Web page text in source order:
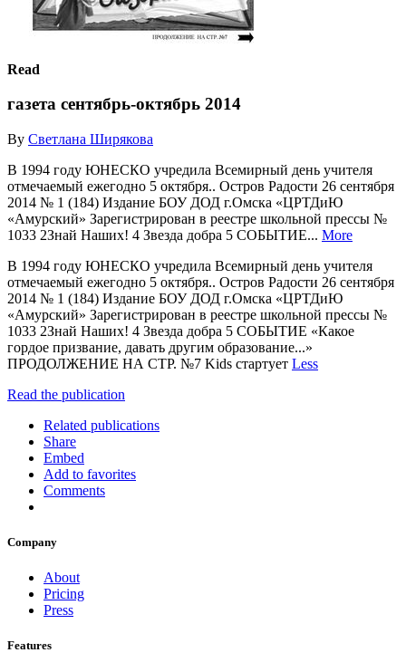
Read
газета сентябрь-октябрь 2014
By Светлана Ширякова
В 1994 году ЮНЕСКО учредила Всемирный день учителя
отмечаемый ежегодно 5 октября.. Остров Радости 26 сентября
2014 № 1 (184) Издание БОУ ДОД г.Омска «ЦРТДиЮ
«Амурский» Зарегистрирован в реестре школьной прессы №
1033 2Знай Наших! 4 Звезда добра 5 СОБЫТИЕ... More
В 1994 году ЮНЕСКО учредила Всемирный день учителя
отмечаемый ежегодно 5 октября.. Остров Радости 26 сентября
2014 № 1 (184) Издание БОУ ДОД г.Омска «ЦРТДиЮ
«Амурский» Зарегистрирован в реестре школьной прессы №
1033 2Знай Наших! 4 Звезда добра 5 СОБЫТИЕ «Какое
гордое призвание, давать другим образование...»
ПРОДОЛЖЕНИЕ НА СТР. №7 Kids стартует Less
Read the publication
Related publications
Share
Embed
Add to favorites
Comments
Company
About
Pricing
Press
Features